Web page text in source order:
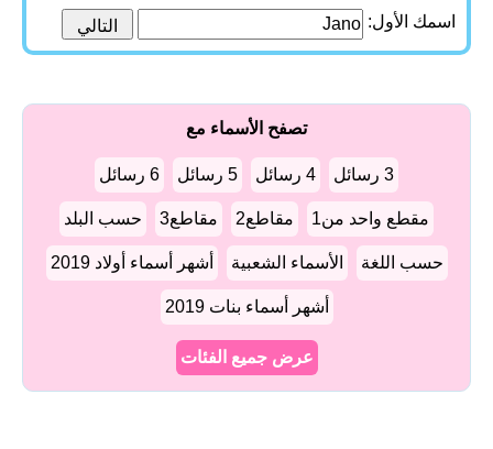
اسمك الأول:
تصفح الأسماء مع
3 رسائل 4 رسائل 5 رسائل 6 رسائل
مقطع واحد من1 مقاطع2 مقاطع3 حسب البلد
حسب اللغة الأسماء الشعبية أشهر أسماء أولاد 2019
أشهر أسماء بنات 2019
عرض جميع الفئات